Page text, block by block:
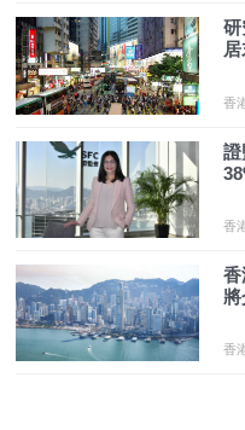
研
香
證
香
香
將
香